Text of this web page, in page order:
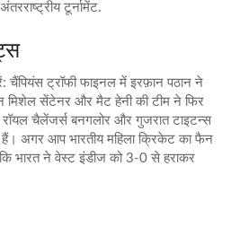
टूर्नामेंट.
चैंपियंस ट्रॉफी फाइनल में इरफ़ान पठान ने
मिशेल सेंटेनर और मैट हेनी की टीम ने फिर
रॉयल चैलेंजर्स बनगलोर और गुजरात टाइटन्स
हैं। अगर आप भारतीय महिला क्रिकेट का फैन
भारत ने वेस्ट इंडीज को 3-0 से हराकर